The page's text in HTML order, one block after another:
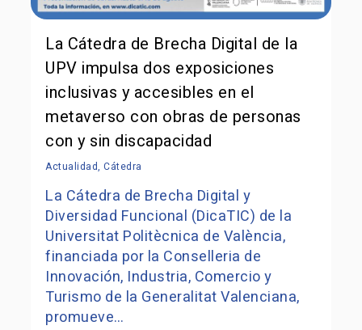
La Cátedra de Brecha Digital de la
UPV impulsa dos exposiciones
inclusivas y accesibles en el
metaverso con obras de personas
con y sin discapacidad
Actualidad,Cátedra
La Cátedra de Brecha Digital y
Diversidad Funcional (DicaTIC) de la
Universitat Politècnica de València,
financiada por la Conselleria de
Innovación, Industria, Comercio y
Turismo de la Generalitat Valenciana,
promueve…